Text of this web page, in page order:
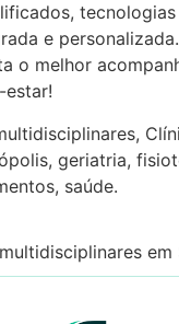
e
o melhor
estar!
geriatria,
saúde.